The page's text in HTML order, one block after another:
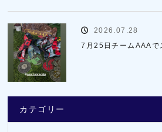
2026.07.28
7月25日チームAAAで
カテゴリー